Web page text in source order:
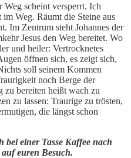
Weg scheint versperrt. Ich
Weg. Räumt die Steine aus
Im Zentrum steht Johannes der
Jesus den Weg bereitet. Wo
und heiler: Vertrocknetes
öffnen sich, es zeigt sich,
soll seinem Kommen
noch Berge der
zu bereiten heißt wach zu
zu lassen: Traurige zu trösten,
die längst schon
bei einer Tasse Kaffee nach
euren Besuch.